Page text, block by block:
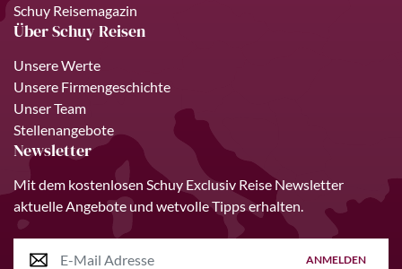
Schuy Reisemagazin
Über Schuy Reisen
Unsere Werte
Unsere Firmengeschichte
Unser Team
Stellenangebote
Newsletter
Mit dem kostenlosen Schuy Exclusiv Reise Newsletter
aktuelle Angebote und wetvolle Tipps erhalten.
ANMELDEN